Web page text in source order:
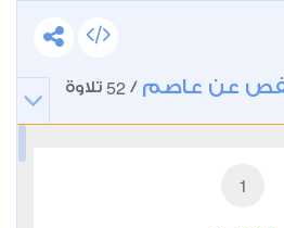
عن عاصم /
52 تلاوة
1